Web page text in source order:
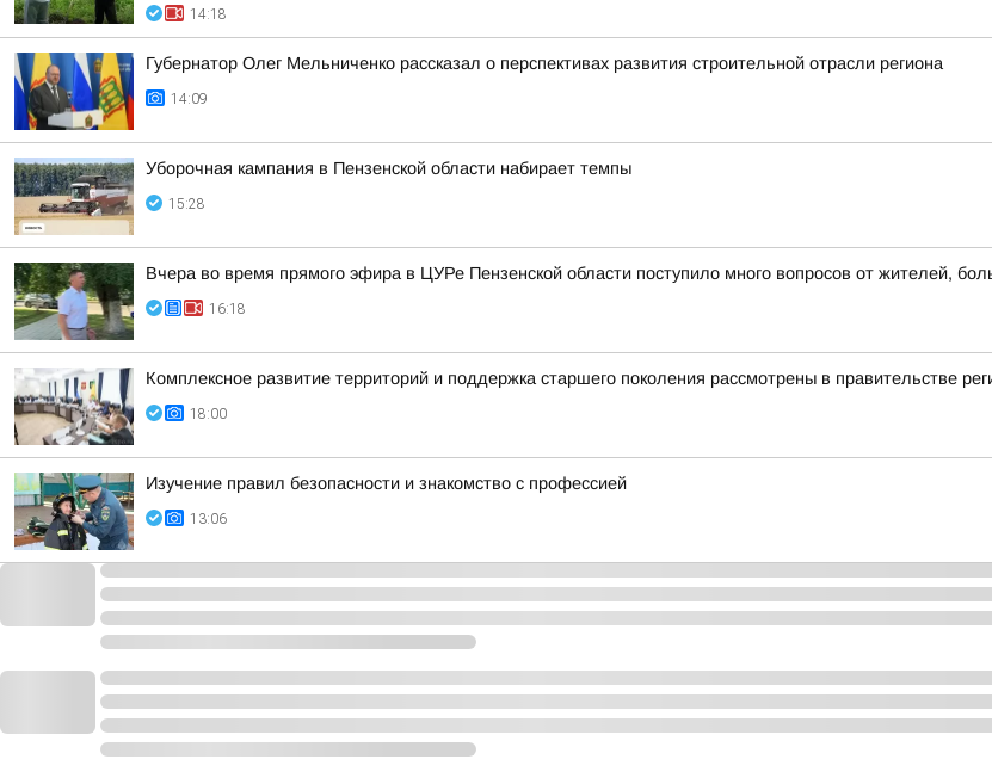
14:18
Губернатор Олег Мельниченко рассказал о перспективах развития строительной отрасли региона
14:09
Уборочная кампания в Пензенской области набирает темпы
15:28
Вчера во время прямого эфира в ЦУРе Пензенской области поступило много вопросов от жителей,
16:18
Комплексное развитие территорий и поддержка старшего поколения рассмотрены в правительстве
18:00
Изучение правил безопасности и знакомство с профессией
13:06